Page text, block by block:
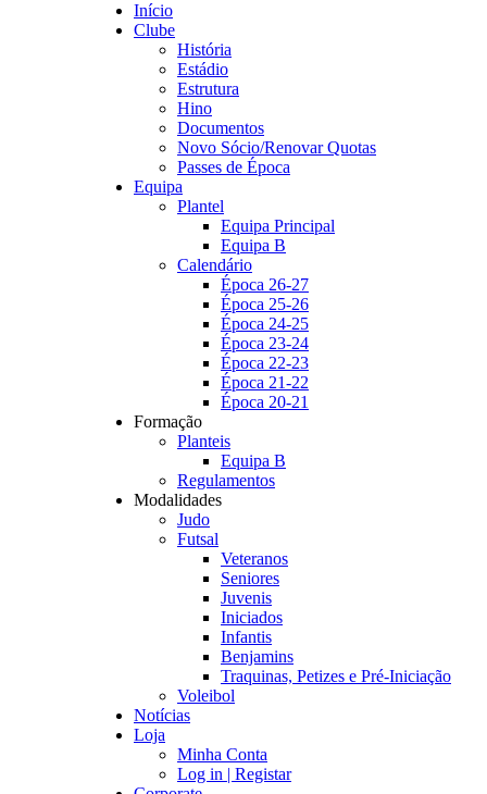
Início
Clube
História
Estádio
Estrutura
Hino
Documentos
Novo Sócio/Renovar Quotas
Passes de Época
Equipa
Plantel
Equipa Principal
Equipa B
Calendário
Época 26-27
Época 25-26
Época 24-25
Época 23-24
Época 22-23
Época 21-22
Época 20-21
Formação
Planteis
Equipa B
Regulamentos
Modalidades
Judo
Futsal
Veteranos
Seniores
Juvenis
Iniciados
Infantis
Benjamins
Traquinas, Petizes e Pré-Iniciação
Voleibol
Notícias
Loja
Minha Conta
Log in | Registar